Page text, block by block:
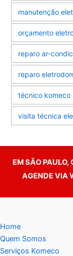
manutenção
orçamento
reparo ar-
reparo
técnico komeco
visita técnica
EM SÃO PAULO,
AGENDE VIA
Home
Quem Somos
Serviços Komeco